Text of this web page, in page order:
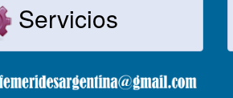
Servicios